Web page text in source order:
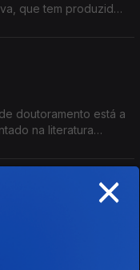
que tem produzido
doutoramento está a
na literatura
em
num projecto
cérebro para
×